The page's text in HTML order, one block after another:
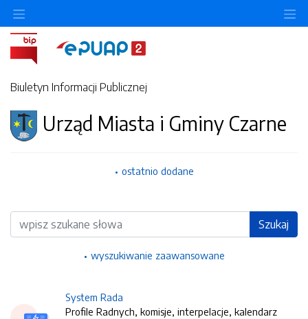
Biuletyn Informacji Publicznej
Urząd Miasta i Gminy Czarne
ostatnio dodane
Wyszukiwarka Szukaj
wyszukiwanie zaawansowane
System Rada
Profile Radnych, komisje, interpelacje, kalendarz